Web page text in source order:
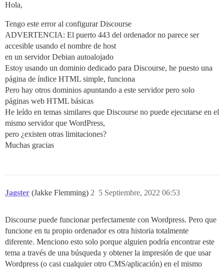
Hola,
Tengo este error al configurar Discourse
ADVERTENCIA: El puerto 443 del ordenador no parece ser
accesible usando el nombre de host
en un servidor Debian autoalojado
Estoy usando un dominio dedicado para Discourse, he puesto una
página de índice HTML simple, funciona
Pero hay otros dominios apuntando a este servidor pero solo
páginas web HTML básicas
He leído en temas similares que Discourse no puede ejecutarse en el
mismo servidor que WordPress,
pero ¿existen otras limitaciones?
Muchas gracias
Jagster (Jakke Flemming) 5 Septiembre, 2022 06:53
2
Discourse puede funcionar perfectamente con Wordpress. Pero que
funcione en tu propio ordenador es otra historia totalmente
diferente. Menciono esto solo porque alguien podría encontrar este
tema a través de una búsqueda y obtener la impresión de que usar
Wordpress (o casi cualquier otro CMS/aplicación) en el mismo